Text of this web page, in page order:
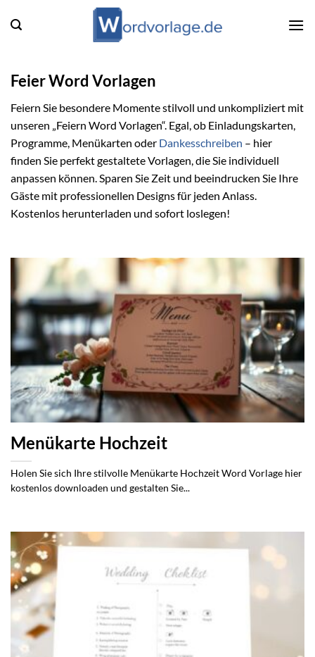
Inhalt
Feier Word Vorlagen
Feiern Sie besondere Momente stilvoll und unkompliziert mit
unseren „Feiern Word Vorlagen“. Egal, ob Einladungskarten,
Programme, Menükarten oder Dankesschreiben – hier
finden Sie perfekt gestaltete Vorlagen, die Sie individuell
anpassen können. Sparen Sie Zeit und beeindrucken Sie Ihre
Gäste mit professionellen Designs für jeden Anlass.
Kostenlos herunterladen und sofort loslegen!
Menükarte Hochzeit
Holen Sie sich Ihre stilvolle Menükarte Hochzeit Word Vorlage hier
kostenlos downloaden und gestalten Sie...